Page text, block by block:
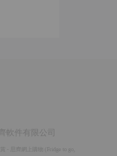
軟件有限公司